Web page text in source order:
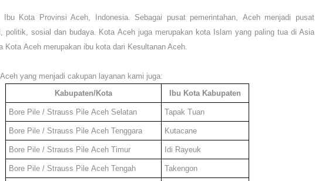
Ibu Kota Provinsi Aceh, Indonesia. Sebagai pusat pemerintahan, Acehmenjadi pusat
politik, sosial dan budaya. KotaAceh juga merupakan kota Islam yang paling tua di Asia
Kota Aceh merupakan ibu kota dari Kesultanan Aceh.
Aceh yang menjadi cakupan layanan kami juga:
Kabupaten/Kota
Ibu Kota Kabupaten
Bore Pile / Strauss Pile Aceh Selatan Tapak Tuan
Bore Pile / Strauss Pile Aceh Tenggara Kutacane
Bore Pile / Strauss Pile Aceh Timur Idi Rayeuk
Bore Pile / Strauss Pile Aceh Tengah Takengon